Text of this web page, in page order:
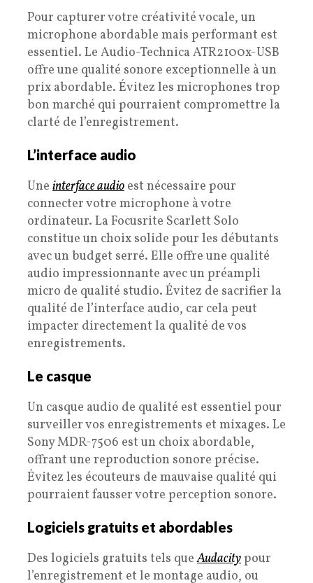
Pour capturer votre créativité vocale, un
microphone abordable mais performant est
essentiel. Le Audio-Technica ATR2100x-USB
offre une qualité sonore exceptionnelle à un
prix abordable. Évitez les microphones trop
bon marché qui pourraient compromettre la
clarté de l’enregistrement.
L’interface audio
Une interface audio est nécessaire pour
connecter votre microphone à votre
ordinateur. La Focusrite Scarlett Solo
constitue un choix solide pour les débutants
avec un budget serré. Elle offre une qualité
audio impressionnante avec un préampli
micro de qualité studio. Évitez de sacrifier la
qualité de l’interface audio, car cela peut
impacter directement la qualité de vos
enregistrements.
Le casque
Un casque audio de qualité est essentiel pour
surveiller vos enregistrements et mixages. Le
Sony MDR-7506 est un choix abordable,
offrant une reproduction sonore précise.
Évitez les écouteurs de mauvaise qualité qui
pourraient fausser votre perception sonore.
Logiciels gratuits et abordables
Des logiciels gratuits tels queAudacitypour
l’enregistrement et le montage audio, ou